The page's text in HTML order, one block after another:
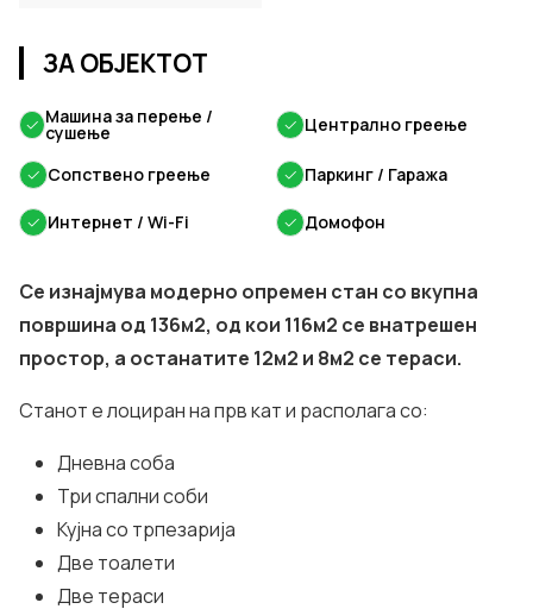
ЗА ОБЈЕКТОТ
✓ Машина за перење /
сушење ✓ Централно греење
✓ Сопствено греење ✓ Паркинг / Гаража
✓ Интернет / Wi-Fi ✓ Домофон
Се изнајмува модерно опремен стан со вкупна
површина од 136м2, од кои 116м2 се внатрешен
простор, а останатите 12м2 и 8м2 се тераси.
Станот е лоциран на прв кат и располага со:
Дневна соба
Три спални соби
Кујна со трпезарија
Две тоалети
Две тераси